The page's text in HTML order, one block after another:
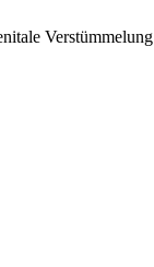
Verstümmelung